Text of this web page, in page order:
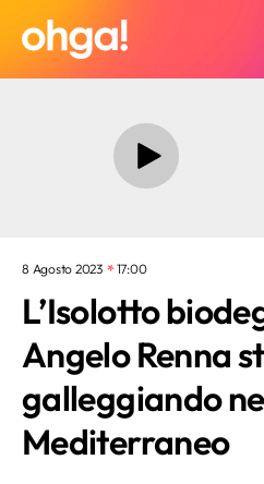
8 Agosto 2023 17:00
L’Isolotto
Angelo Renna
galleggiando
Mediterraneo